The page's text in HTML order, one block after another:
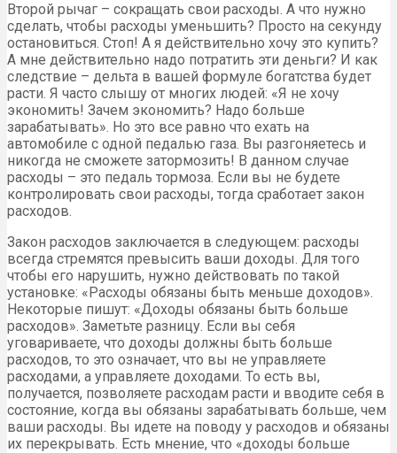
Второй рычаг – сокращать свои расходы. А что нужно
сделать, чтобы расходы уменьшить? Просто на секунду
остановиться. Стоп! А я действительно хочу это купить?
А мне действительно надо потратить эти деньги? И как
следствие – дельта в вашей формуле богатства будет
расти. Я часто слышу от многих людей: «Я не хочу
экономить! Зачем экономить? Надо больше
зарабатывать». Но это все равно что ехать на
автомобиле с одной педалью газа. Вы разгоняетесь и
никогда не сможете затормозить! В данном случае
расходы – это педаль тормоза. Если вы не будете
контролировать свои расходы, тогда сработает закон
расходов.
Закон расходов заключается в следующем: расходы
всегда стремятся превысить ваши доходы. Для того
чтобы его нарушить, нужно действовать по такой
установке: «Расходы обязаны быть меньше доходов».
Некоторые пишут: «Доходы обязаны быть больше
расходов». Заметьте разницу. Если вы себя
уговариваете, что доходы должны быть больше
расходов, то это означает, что вы не управляете
расходами, а управляете доходами. То есть вы,
получается, позволяете расходам расти и вводите себя в
состояние, когда вы обязаны зарабатывать больше, чем
ваши расходы. Вы идете на поводу у расходов и обязаны
их перекрывать. Есть мнение, что «доходы больше